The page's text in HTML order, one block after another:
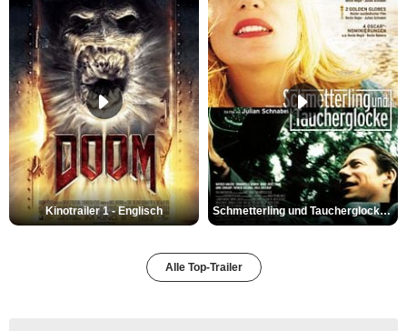
Kinotrailer 1 - Englisch Schmetterling und Taucherglocke Trailer DF
Alle Top-Trailer